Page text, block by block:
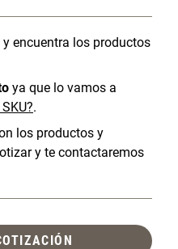
y encuentra los productos
ya que lo vamos a
.
los productos y
y te contactaremos